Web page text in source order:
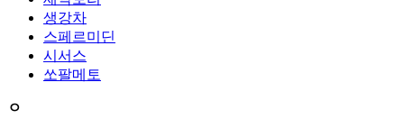
생강차
스페르미딘
시서스
쏘팔메토
ㅇ